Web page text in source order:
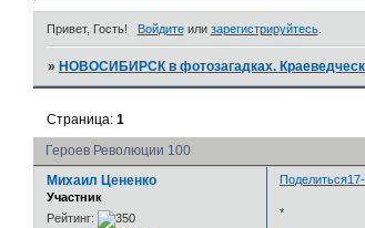
Привет, Гость! Войдитеили зарегистрируйтесь.
»НОВОСИБИРСК в фотозагадках.
Героев Революции 100
Страница:1
Поделиться
Михаил Цененко
Участник
Рейтинг:
*